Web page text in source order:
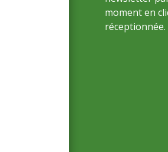
réceptionnée.